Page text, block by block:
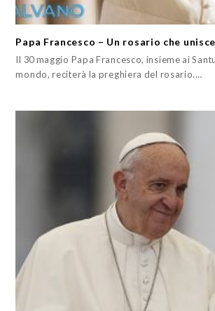
Papa Francesco – Un rosario che
Il 30 maggio Papa Francesco, insieme ai
mondo, reciterà la preghiera del rosario.…